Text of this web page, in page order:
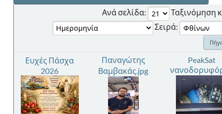
Ανά σελίδα:
Ταξινόμηση
Σειρά:
Ευχές Πάσχα
2026
Παναγώτης
Βαμβακάς.jpg
PeakSat